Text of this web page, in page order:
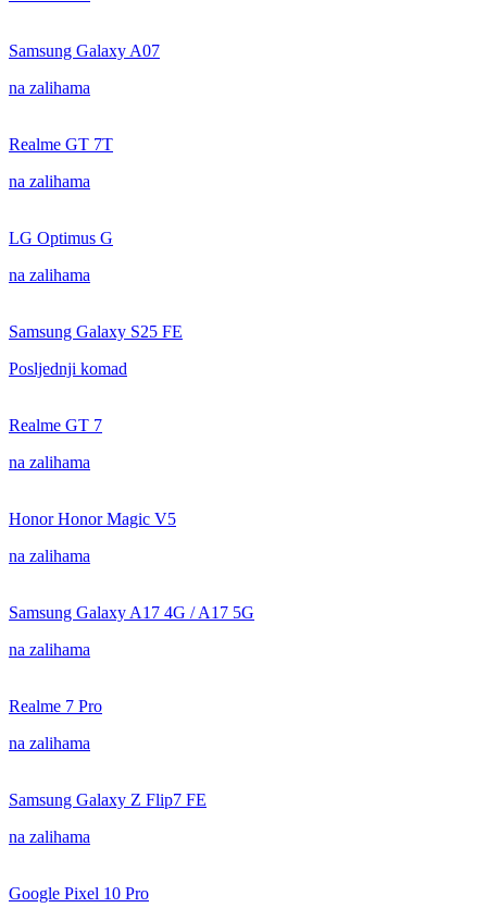
Samsung Galaxy A07
na zalihama
Realme GT 7T
na zalihama
LG Optimus G
na zalihama
Samsung Galaxy S25 FE
Posljednji komad
Realme GT 7
na zalihama
Honor Honor Magic V5
na zalihama
Samsung Galaxy A17 4G / A17 5G
na zalihama
Realme 7 Pro
na zalihama
Samsung Galaxy Z Flip7 FE
na zalihama
Google Pixel 10 Pro